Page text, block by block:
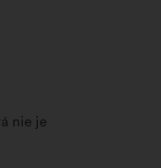
nie je